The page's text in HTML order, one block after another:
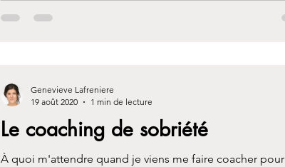
Le coaching de sobriété
À quoi m'attendre quand je viens me faire coacher pour
Genevieve Lafreniere
19 août 2020
1 min de lecture